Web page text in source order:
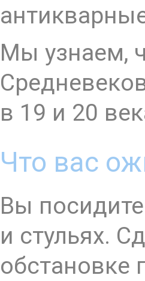
Мы узнаем,
в 19 и 20
Что вас
Вы
и стульях.
обстановке